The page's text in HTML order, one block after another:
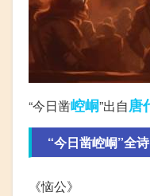
“今日凿崆峒”出自唐
“今日凿崆峒”全诗
《恼公》